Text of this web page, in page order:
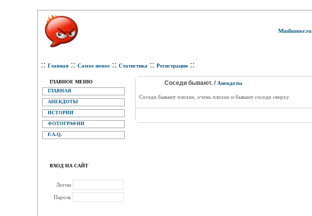
Minihumor.ru
:: Главная :: Самое новое :: Статистика :: Регистрация ::
ГЛАВНОЕ МЕНЮ
ГЛАВНАЯ
АНЕКДОТЫ
ИСТОРИИ
ФОТОГРАФИИ
F.A.Q.
ВХОД НА САЙТ
Логин
Пароль
Соседи бывают. / Анекдоты
Соседи бывают плохие, очень плохие и бывают соседи сверху.